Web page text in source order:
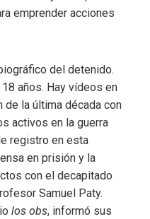
emprender acciones
del detenido.
años. Hay vídeos en
de la última década con
activos en la guerra
registro en esta
en prisión y la
con el decapitado
Samuel Paty.
los obs, informó sus